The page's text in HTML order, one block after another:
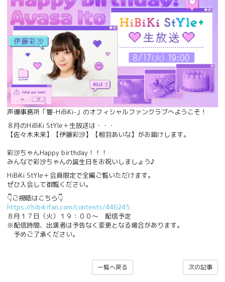
声優事務所「響-HiBiKi-」のオフィシャルファンクラブへようこそ！
８月のHiBiKi StYle＋生放送は・・・
【佐々木未来】【伊藤彩沙】【相羽あいな】がお届けします。
彩沙ちゃんHappy birthday！！！
みんなで彩沙ちゃんの誕生日をお祝いしましょう♪
HiBiKi StYle＋会員限定で全編ご覧いただけます。
ぜひ入会して御覧ください。
👇ご視聴はこちら👇
https://hibikifan.com/contents/446245
８月１７日（火）１９：００〜 配信予定
※配信時間、出演者は予告なく変更となる場合があります。
予めご了承ください。
次の記事
一覧へ戻る